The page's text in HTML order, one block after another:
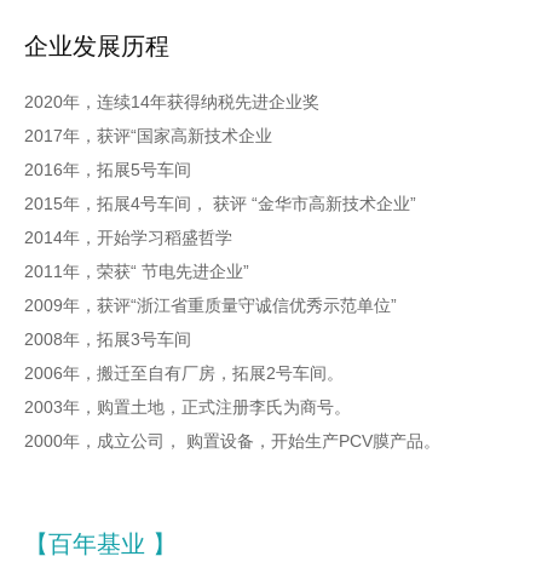
企业发展历程
2020年，连续14年获得纳税先进企业奖
2017年，获评“国家高新技术企业
2016年，拓展5号车间
2015年，拓展4号车间， 获评 “金华市高新技术企业”
2014年，开始学习稻盛哲学
2011年，荣获“ 节电先进企业”
2009年，获评“浙江省重质量守诚信优秀示范单位”
2008年，拓展3号车间
2006年，搬迁至自有厂房，拓展2号车间。
2003年，购置土地，正式注册李氏为商号。
2000年，成立公司， 购置设备，开始生产PCV膜产品。
【百年基业 】